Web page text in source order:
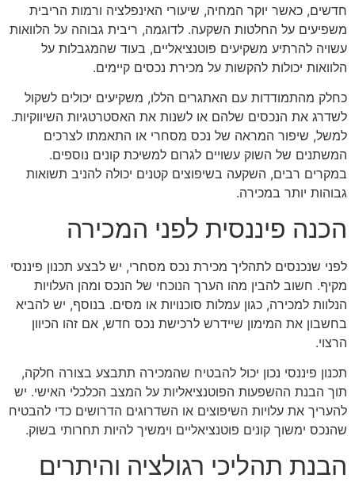
חדשים, כאשר יוקר המחיה, שיעורי האינפלציה ורמות הריבית
משפיעים על החלטות השקעה. לדוגמה, ריבית גבוהה על הלוואות
עשויה להרתיע משקיעים פוטנציאליים, בעוד שהמגבלות על
הלוואות יכולות להקשות על מכירת נכסים קיימים.
כחלק מהתמודדות עם האתגרים הללו, משקיעים יכולים לשקול
לשדרג את הנכסים שלהם או לשנות את האסטרטגיות השיווקיות.
למשל, שיפור המראה של נכס מסחרי או התאמתו לצרכים
המשתנים של השוק עשויים לגרום למשיכת קונים נוספים.
במקרים רבים, השקעה בשיפוצים קטנים יכולה להניב תשואות
גבוהות יותר במכירה.
הכנה פיננסית לפני המכירה
לפני שנכנסים לתהליך מכירת נכס מסחרי, יש לבצע תכנון פיננסי
מקיף. חשוב להבין מהו הערך הנוכחי של הנכס ומהן העלויות
הנלוות למכירה, כגון עמלות סוכנויות או מסים. בנוסף, יש להביא
בחשבון את המימון שיידרש לרכישת נכס חדש, אם זהו הכיוון
הרצוי.
תכנון פיננסי נכון יכול להבטיח שהמכירה תתבצע בצורה חלקה,
תוך הבנת ההשפעות הפוטנציאליות על המצב הכלכלי האישי. יש
להעריך את עלויות השיפוצים או השדרוגים הדרושים כדי להבטיח
שהנכס ימשוך קונים פוטנציאליים וימשיך להיות תחרותי בשוק.
הבנת תהליכי רגולציה והיתרים